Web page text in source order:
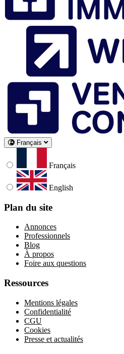
Français
Français
English
Plan du site
Annonces
Professionnels
Blog
À propos
Foire aux questions
Ressources
Mentions légales
Confidentialité
CGU
Cookies
Presse et actualités